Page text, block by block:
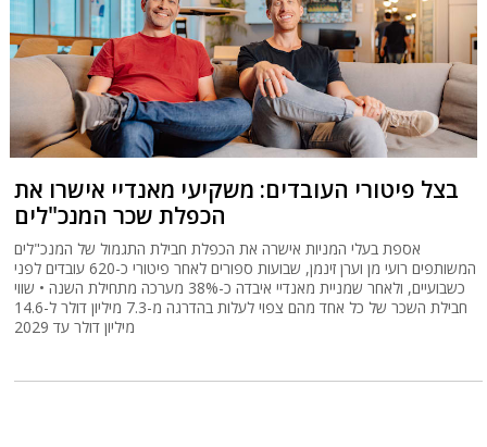
בצל פיטורי העובדים: משקיעי מאנדיי אישרו את
הכפלת שכר המנכ"לים
אספת בעלי המניות אישרה את הכפלת חבילת התגמול של המנכ"לים
המשותפים רועי מן וערן זינמן, שבועות ספורים לאחר פיטורי כ-620 עובדים לפני
כשבועיים, ולאחר שמניית מאנדיי איבדה כ-38% מערכה מתחילת השנה • שווי
חבילת השכר של כל אחד מהם צפוי לעלות בהדרגה מ-7.3 מיליון דולר ל-14.6
מיליון דולר עד 2029